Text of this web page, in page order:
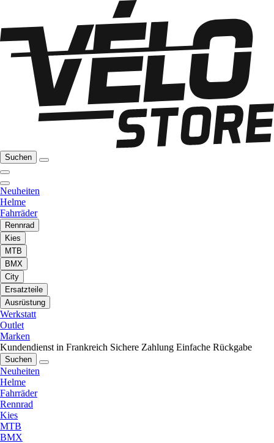
Suchen
Neuheiten
Helme
Fahrräder
Rennrad
Kies
MTB
BMX
City
Ersatzteile
Ausrüstung
Werkstatt
Outlet
Marken
Kundendienst in Frankreich Sichere Zahlung Einfache Rückgabe
Suchen
Neuheiten
Helme
Fahrräder
Rennrad
Kies
MTB
BMX